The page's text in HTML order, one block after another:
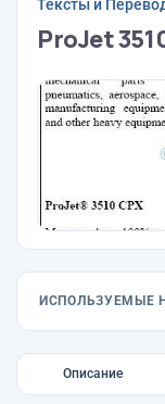
Тексты и
ProJet
ИСПОЛЬЗУЕМЫЕ
Описание